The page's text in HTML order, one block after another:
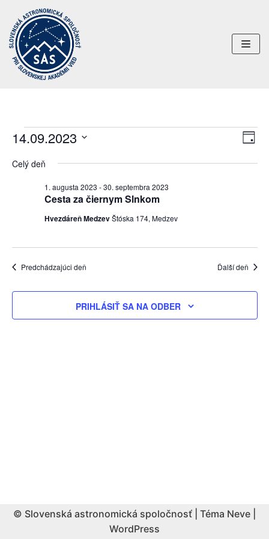
Preskočiť
na
obsah
DEŇ
14.09.2023
dátum.
Celý deň
Cesta za čiernym Slnkom
1. augusta 2023 -30. septembra 2023
Hvezdáreň MedzevŠtóska 174, Medzev
Predchádzajúci deň Ďalší deň
PRIHLÁSIŤ SA NA ODBER
© Slovenská astronomická spoločnosť | Téma Neve
WordPress